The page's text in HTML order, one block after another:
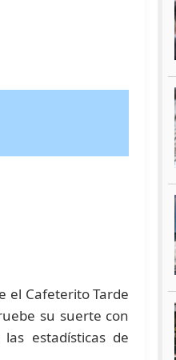
el Cafeterito Tarde
su suerte con
estadísticas de